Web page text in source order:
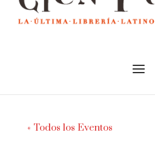
Menu
« Todos los Eventos